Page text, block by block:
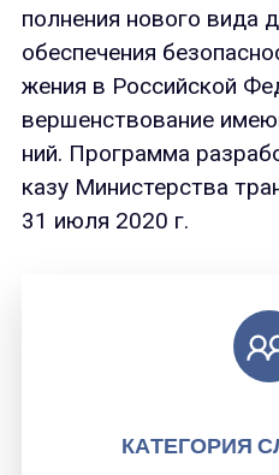
пол­не­ния но­вого ви­да
обес­пе­чения
жения в Рос­сий­ской
вер­шенс­тво­вание
ний. Прог­рамма
казу Ми­нис­терс­тва
31 и­юля 2020 г.
КА­ТЕГО­РИЯ